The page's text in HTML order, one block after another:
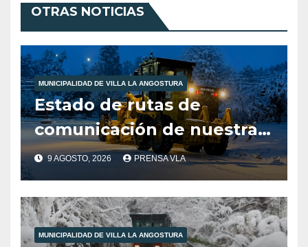
OTRAS NOTICIAS
MUNICIPALIDAD DE VILLA LA ANGOSTURA
Estado de rutas de
comunicación de nuestra
localidad
9 AGOSTO, 2026 PRENSA VLA
MUNICIPALIDAD DE VILLA LA ANGOSTURA